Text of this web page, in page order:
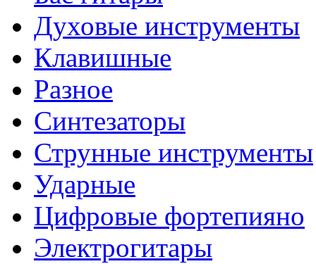
Духовые инструменты
Клавишные
Разное
Синтезаторы
Струнные инструменты
Ударные
Цифровые фортепияно
Электрогитары